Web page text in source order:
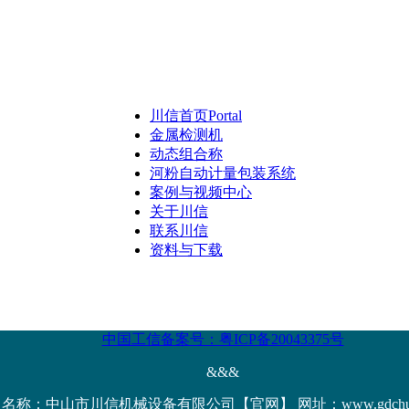
川信首页Portal
金属检测机
动态组合称
河粉自动计量包装系统
案例与视频中心
关于川信
联系川信
资料与下载
中国工信备案号：粤ICP备20043375号
&&&
称：中山市川信机械设备有限公司【官网】 网址：